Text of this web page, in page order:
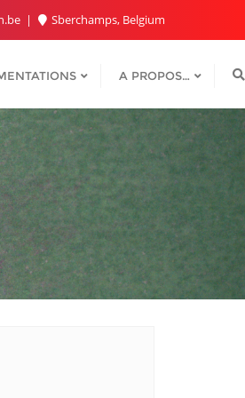
Sberchamps, Belgium
A PROPOS…